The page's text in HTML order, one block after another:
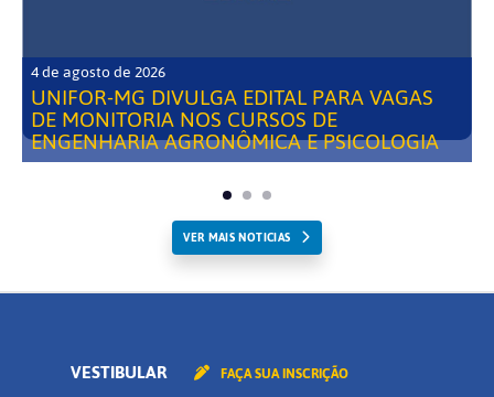
4 de agosto de 2026
UNIFOR-MG DIVULGA EDITAL PARA VAGAS
DE MONITORIA NOS CURSOS DE
ENGENHARIA AGRONÔMICA E PSICOLOGIA
VER MAIS NOTICIAS
VESTIBULAR FAÇA SUA INSCRIÇÃO